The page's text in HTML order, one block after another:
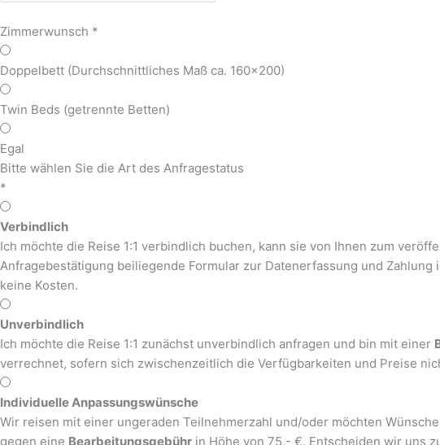
Zimmerwunsch *
Doppelbett (Durchschnittliches Maß ca. 160x200)
Twin Beds (getrennte Betten)
Egal
Bitte wählen Sie die Art des Anfragestatus
*
Verbindlich
Ich möchte die Reise 1:1 verbindlich buchen, kann sie von Ihnen zum
Anfragebestätigung beiliegende Formular zur Datenerfassung und Zahlung
keine Kosten.
Unverbindlich
Ich möchte die Reise 1:1 zunächst unverbindlich anfragen und bin mit einer
verrechnet, sofern sich zwischenzeitlich die Verfügbarkeiten und Preise
Individuelle Anpassungswünsche
Wir reisen mit einer ungeraden Teilnehmerzahl und/oder möchten
gegen eine Bearbeitungsgebühr in Höhe von 75,- €. Entscheiden wir uns